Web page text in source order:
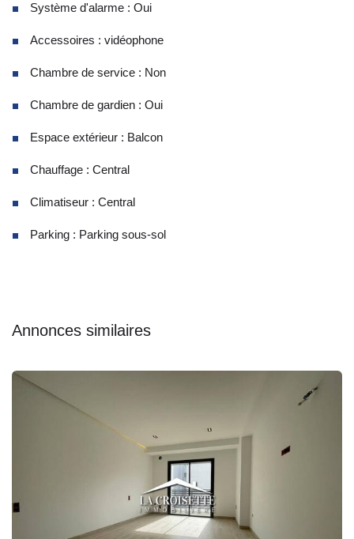
Système d'alarme : Oui
Accessoires : vidéophone
Chambre de service : Non
Chambre de gardien : Oui
Espace extérieur : Balcon
Chauffage : Central
Climatiseur : Central
Parking : Parking sous-sol
Annonces similaires